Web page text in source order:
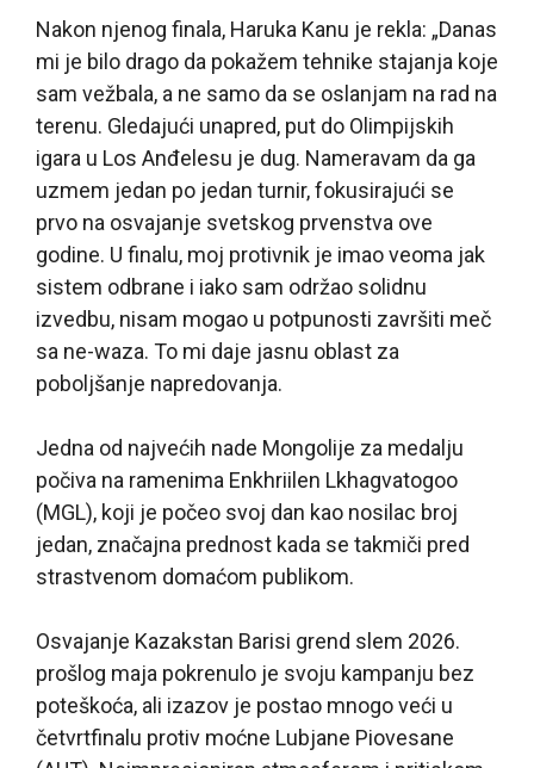
Nakon njenog finala, Haruka Kanu je rekla: „Danas
mi je bilo drago da pokažem tehnike stajanja koje
sam vežbala, a ne samo da se oslanjam na rad na
terenu. Gledajući unapred, put do Olimpijskih
igara u Los Anđelesu je dug. Nameravam da ga
uzmem jedan po jedan turnir, fokusirajući se
prvo na osvajanje svetskog prvenstva ove
godine. U finalu, moj protivnik je imao veoma jak
sistem odbrane i iako sam održao solidnu
izvedbu, nisam mogao u potpunosti završiti meč
sa ne-waza. To mi daje jasnu oblast za
poboljšanje napredovanja.
Jedna od najvećih nade Mongolije za medalju
počiva na ramenima Enkhriilen Lkhagvatogoo
(MGL), koji je počeo svoj dan kao nosilac broj
jedan, značajna prednost kada se takmiči pred
strastvenom domaćom publikom.
Osvajanje Kazakstan Barisi grend slem 2026.
prošlog maja pokrenulo je svoju kampanju bez
poteškoća, ali izazov je postao mnogo veći u
četvrtfinalu protiv moćne Lubjane Piovesane